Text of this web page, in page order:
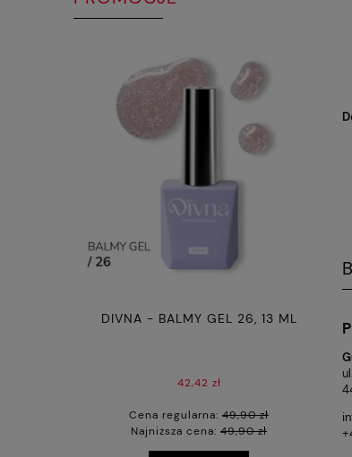
DIVNA - BALMY GEL 26, 13 ML
42,42 zł
Cena regularna: 49,90 zł
Najniższa cena: 49,90 zł